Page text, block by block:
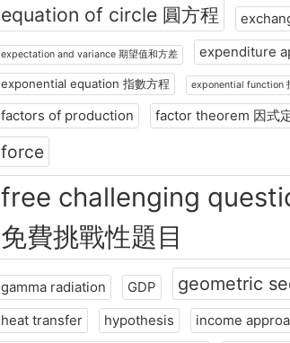
equation of circle 圓方程
expectation and variance 期望值和方差 expenditure
exponential equation 指數方程 exponential function
factors of production factor theorem 因式
force
free challenging
免費挑戰性題目
gamma radiation GDP geometric
heat transfer hypothesis
income